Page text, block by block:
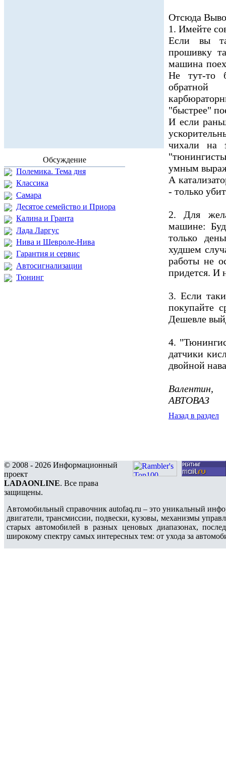
Обсуждение
Полемика. Тема дня
Классика
Самара
Десятое семейство и Приора
Калина и Гранта
Лада Ларгус
Нива и Шевроле-Нива
Гарантия и сервис
Автосигнализации
Тюнинг
Отсюда
1. Имейте
Если вы
прошивку
машина
Не тут-то
обратной
"быстрее"
И если
чихали на
умным
А
- только
2. Для
машине:
только
худшем
работы не
придется. И
3. Если
покупайте
Дешевле
4.
датчики
двойной
Валентин,
АВТОВАЗ
Назад в раздел
© 2008 - 2026 Информационный
проект
LADAONLINE. Все права
защищены.
Автомобильный справочник autofaq.ru – это уникальный
двигатели, трансмиссии, подвески, кузовы, механизмы
старых автомобилей в разных ценовых диапазонах,
широкому спектру самых интересных тем: от ухода за